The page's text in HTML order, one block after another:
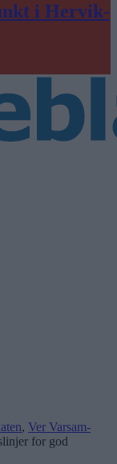
i Hervik-
, Ver Varsam-
for god